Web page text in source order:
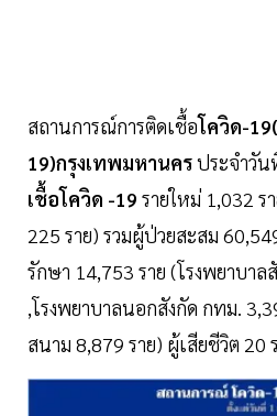
สถานการณ์การติดเชื้อโควิด-
19)กรุงเทพมหานครประจำวั
เชื้อโควิด -19 รายใหม่ 1,032 ร
225 ราย) รวมผู้ป่วยสะสม
รักษา 14,753 ราย (โรงพยาบาล
,โรงพยาบาลนอกสังกัด กทม.
สนาม 8,879 ราย) ผู้เสียชีวิต 20